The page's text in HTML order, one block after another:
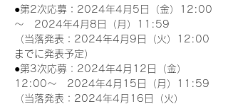
●第2次応募：2024年4月5日（金）12:00
～　2024年4月8日（月）11:59
（当落発表：2024年4月9日（火）12:00
までに発表予定）
●第3次応募：2024年4月12日（金）
12:00～　2024年4月15日（月）11:59
（当落発表：2024年4月16日（火）